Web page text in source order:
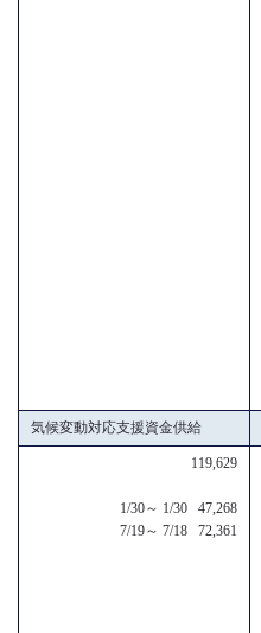
気候変動対応支援資金供給
119,629
1/30～ 1/30 47,268
7/19～ 7/18 72,361